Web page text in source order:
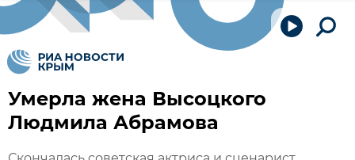
Умерла жена Высоцкого
Людмила Абрамова